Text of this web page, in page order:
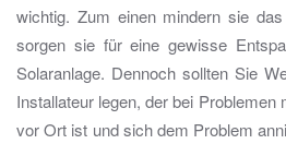
wichtig. Zum einen mindern sie
sorgen sie für eine gewisse
Solaranlage. Dennoch sollten Sie
Installateur legen, der bei Problemen
vor Ort ist und sich dem Problem